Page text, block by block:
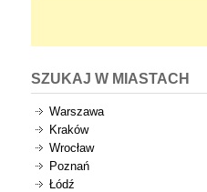
SZUKAJ W MIASTACH
Warszawa
Kraków
Wrocław
Poznań
Łódź